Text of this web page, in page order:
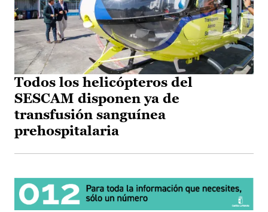
Todos los helicópteros del
SESCAM disponen ya de
transfusión sanguínea
prehospitalaria